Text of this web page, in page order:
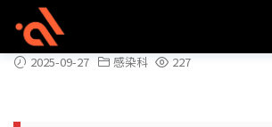
2025年感染性休克管理要点与病
2025-09-27 感染科 227